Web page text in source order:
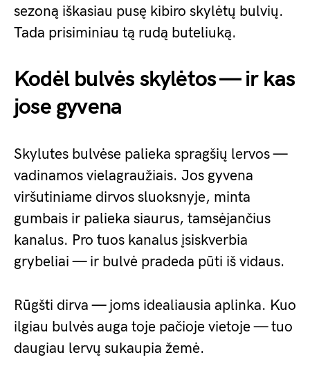
sezoną iškasiau pusę kibiro skylėtų bulvių.
Tada prisiminiau tą rudą buteliuką.
Kodėl bulvės skylėtos — ir kas
jose gyvena
Skylutes bulvėse palieka spragšių lervos —
vadinamos vielagraužiais. Jos gyvena
viršutiniame dirvos sluoksnyje, minta
gumbais ir palieka siaurus, tamsėjančius
kanalus. Pro tuos kanalus įsiskverbia
grybeliai — ir bulvė pradeda pūti iš vidaus.
Rūgšti dirva — joms idealiausia aplinka. Kuo
ilgiau bulvės auga toje pačioje vietoje — tuo
daugiau lervų sukaupia žemė.